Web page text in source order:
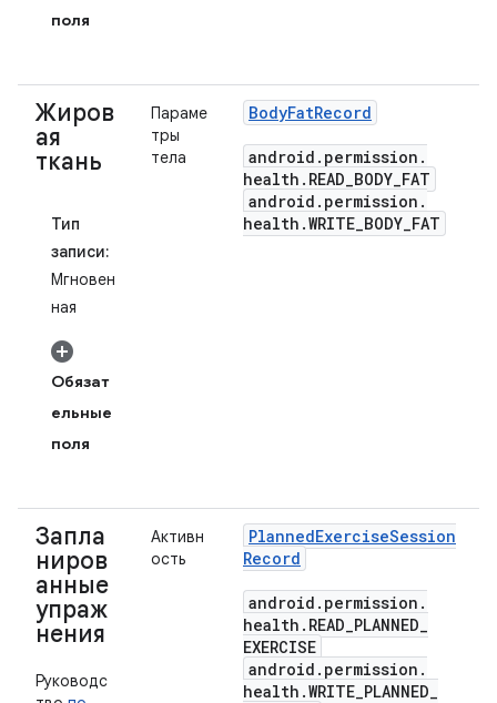
поля
Жиров
ая
ткань
Тип
записи:
Мгновен
ная
Обязат
ельные
поля
Параме
тры
тела
BodyFatRecord
android . permission .
health . READ_BODY_FAT
android . permission .
health .WRITE_BODY_FAT
Запла
ниров
анные
упраж
нения
Руководс
Активн
ость
PlannedExerciseSession
Record
android . permission .
health . READ_PLANNED_
EXERCISE
android . permission .
health .WRITE_PLANNED_